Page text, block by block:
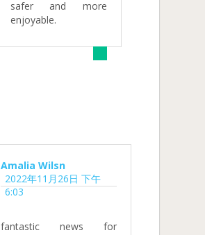
safer and more
enjoyable.
Amalia Wilsn
2022年11月26日 下午
6:03
fantastic news for